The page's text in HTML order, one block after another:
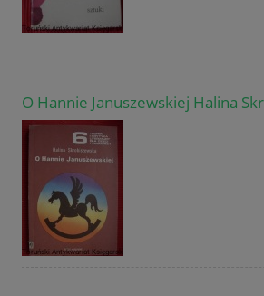
O Hannie Januszewskiej Halina